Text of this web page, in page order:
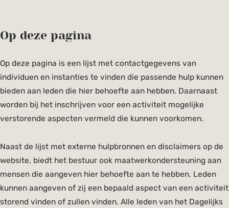
Op deze pagina
Op deze pagina is een lijst met contactgegevens van
individuen en instanties te vinden die passende hulp kunnen
bieden aan leden die hier behoefte aan hebben. Daarnaast
worden bij het inschrijven voor een activiteit mogelijke
verstorende aspecten vermeld die kunnen voorkomen.
Naast de lijst met externe hulpbronnen en disclaimers op de
website, biedt het bestuur ook maatwerkondersteuning aan
mensen die aangeven hier behoefte aan te hebben. Leden
kunnen aangeven of zij een bepaald aspect van een activiteit
storend vinden of zullen vinden. Alle leden van het Dagelijks